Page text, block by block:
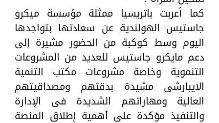
كما أعربت باتريسيا ممثلة مؤسسة ميكرو
جاستيس الهولندية عن سعادتها بتواجدها
اليوم وسط كوكبة من الحضور مشيرة إلى
دعم مايكرو جاستيس للعديد من المشروعات
التنموية وخاصة مشروعات مكتب التنمية
الايبارشى مشيدة بدقتهم ومصداقيتهم
العالية ومهاراتهم الشديدة فى الإدارة
والتنفيذ مؤكدة على أهمية إطلاق المنصة